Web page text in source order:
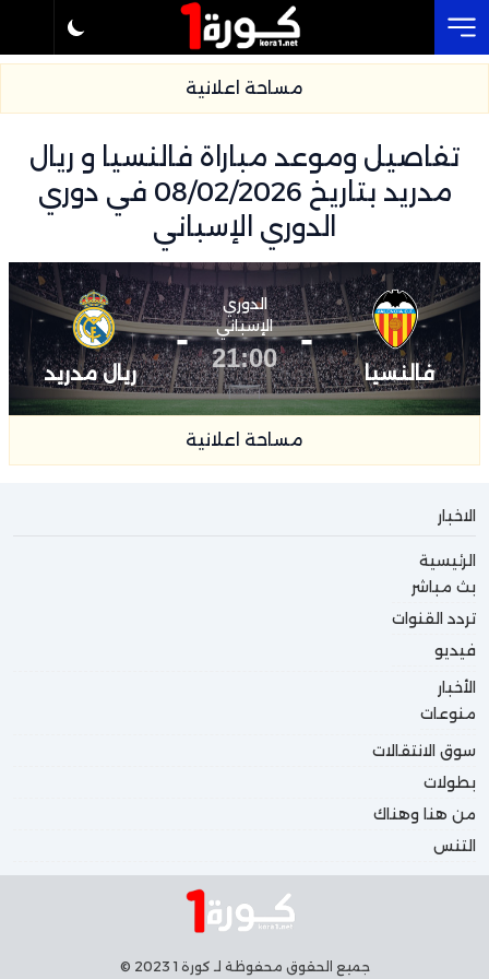
مساحة اعلانية
تفاصيل وموعد مباراة فالنسيا و ريال
مدريد بتاريخ 08/02/2026 في دوري
الدوري الإسباني
فالنسيا
-
الدوري
الإسباني
21:00
-
ريال مدريد
مساحة اعلانية
الاخبار
الرئيسية
بث مباشر
تردد القنوات
فيديو
الأخبار
منوعات
سوق الانتقالات
بطولات
من هنا وهناك
التنس
جميع الحقوق محفوظة لـ كورة 1 2023 ©